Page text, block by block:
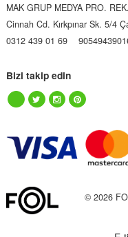
MAK GRUP MEDYA PRO.
Cinnah Cd. Kırkpınar Sk. 5/4
0312 439 01 69
Bizi takip edin
© 2026